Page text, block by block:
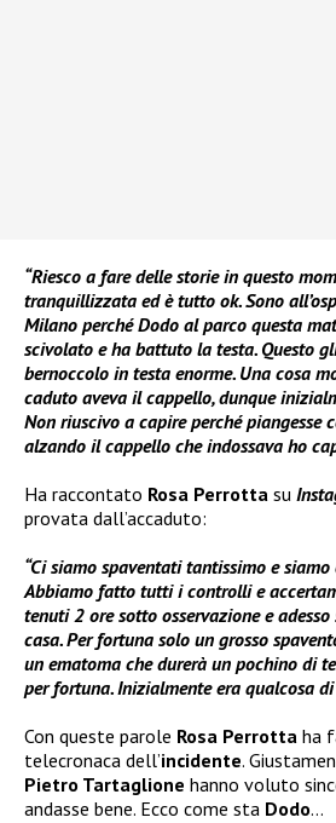
“Riesco a fare delle storie in questo
tranquillizzata ed è tutto ok. Sono
Milano perché Dodo al parco questa
scivolato e ha battuto la testa. Questo
bernoccolo in testa enorme. Una cosa
caduto aveva il cappello, dunque
Non riuscivo a capire perché piangesse
alzando il cappello che indossava ho
Ha raccontato Rosa Perrotta su
provata dall’accaduto:
“Ci siamo spaventati tantissimo e siamo
Abbiamo fatto tutti i controlli e
tenuti 2 ore sotto osservazione e
casa. Per fortuna solo un grosso
un ematoma che durerà un pochino di
per fortuna. Inizialmente era qualcosa di
Con queste parole Rosa Perrotta ha
telecronaca dell’incidente.
Pietro Tartaglione hanno voluto
andasse bene. Ecco come sta Dodo…